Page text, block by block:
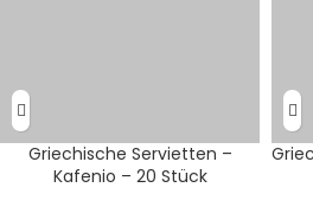
Griechische Servietten –
Kafenio – 20 Stück